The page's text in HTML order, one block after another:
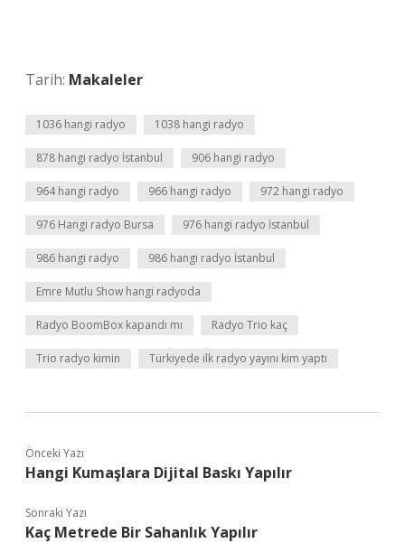
Tarih: Makaleler
1036 hangi radyo 1038 hangi radyo
878 hangi radyo İstanbul 906 hangi radyo
964 hangi radyo 966 hangi radyo 972 hangi radyo
976 Hangi radyo Bursa 976 hangi radyo İstanbul
986 hangi radyo 986 hangi radyo İstanbul
Emre Mutlu Show hangi radyoda
Radyo BoomBox kapandı mı Radyo Trio kaç
Trio radyo kimin Türkiyede ilk radyo yayını kim yaptı
Önceki Yazı
Hangi Kumaşlara Dijital Baskı Yapılır
Sonraki Yazı
Kaç Metrede Bir Sahanlık Yapılır